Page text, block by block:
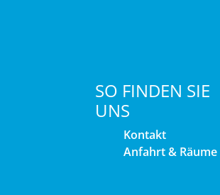
SO FINDEN SIE
UNS
Kontakt
Anfahrt & Räume